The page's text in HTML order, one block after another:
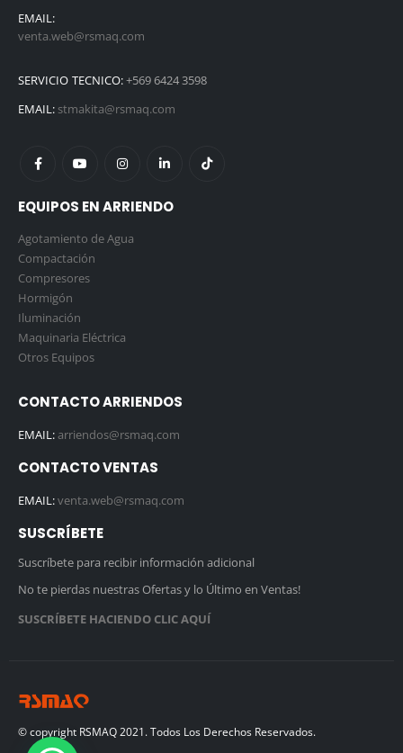
EMAIL:
venta.web@rsmaq.com
SERVICIO TECNICO:+569 6424 3598
EMAIL: stmakita@rsmaq.com
EQUIPOS EN ARRIENDO
Agotamiento de Agua
Compactación
Compresores
Hormigón
Iluminación
Maquinaria Eléctrica
Otros Equipos
CONTACTO ARRIENDOS
EMAIL:arriendos@rsmaq.com
CONTACTO VENTAS
EMAIL:venta.web@rsmaq.com
SUSCRÍBETE
Suscríbete para recibir información adicional
No te pierdas nuestras Ofertas y lo Último en Ventas!
SUSCRÍBETE HACIENDO CLIC AQUÍ
© copyright RSMAQ 2021. Todos Los Derechos Reservados.